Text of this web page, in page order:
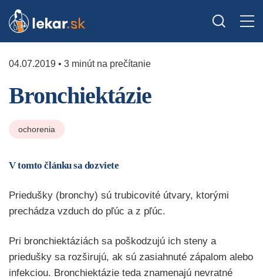
04.07.2019 • 3 minút na prečítanie
Bronchiektázie
ochorenia
V tomto článku sa dozviete
Priedušky (bronchy) sú trubicovité útvary, ktorými
prechádza vzduch do pľúc a z pľúc.
Pri bronchiektáziách sa poškodzujú ich steny a
priedušky sa rozširujú, ak sú zasiahnuté zápalom alebo
infekciou. Bronchiektázie teda znamenajú nevratné